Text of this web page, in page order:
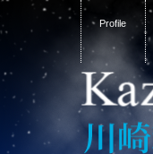
Profile